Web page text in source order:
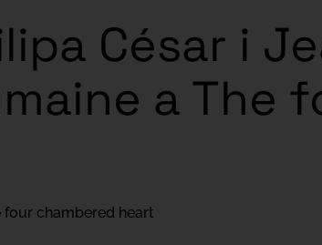
César i
a The
four chambered heart